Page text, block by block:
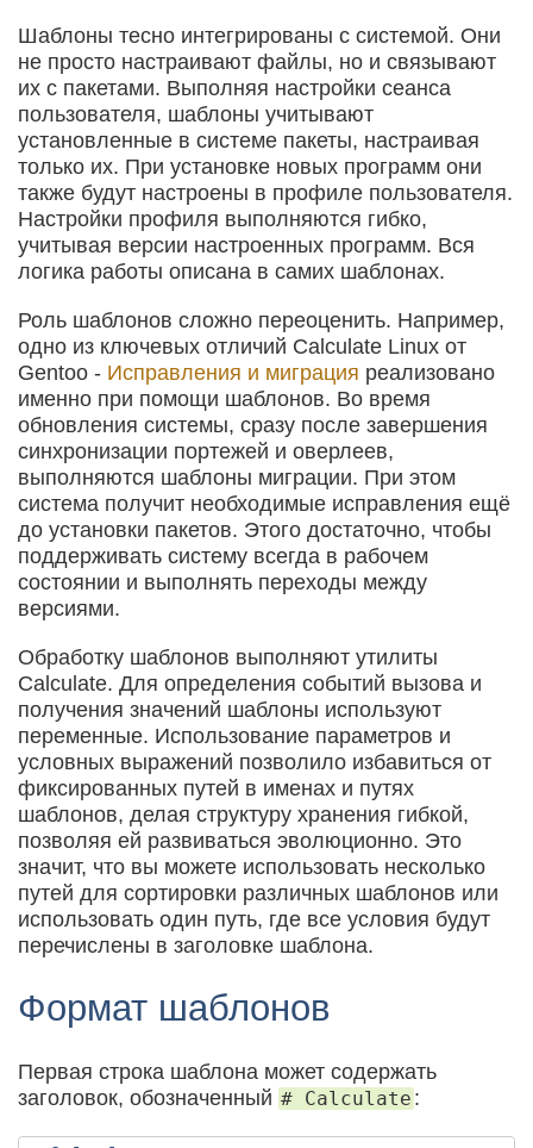
Шаблоны тесно интегрированы с системой. Они
не просто настраивают файлы, но и связывают
их с пакетами. Выполняя настройки сеанса
пользователя, шаблоны учитывают
установленные в системе пакеты, настраивая
только их. При установке новых программ они
также будут настроены в профиле пользователя.
Настройки профиля выполняются гибко,
учитывая версии настроенных программ. Вся
логика работы описана в самих шаблонах.
Роль шаблонов сложно переоценить. Например,
одно из ключевых отличий Calculate Linux от
Gentoo - Исправления и миграция реализовано
именно при помощи шаблонов. Во время
обновления системы, сразу после завершения
синхронизации портежей и оверлеев,
выполняются шаблоны миграции. При этом
система получит необходимые исправления ещё
до установки пакетов. Этого достаточно, чтобы
поддерживать систему всегда в рабочем
состоянии и выполнять переходы между
версиями.
Обработку шаблонов выполняют утилиты
Calculate. Для определения событий вызова и
получения значений шаблоны используют
переменные. Использование параметров и
условных выражений позволило избавиться от
фиксированных путей в именах и путях
шаблонов, делая структуру хранения гибкой,
позволяя ей развиваться эволюционно. Это
значит, что вы можете использовать несколько
путей для сортировки различных шаблонов или
использовать один путь, где все условия будут
перечислены в заголовке шаблона.
Формат шаблонов
Первая строка шаблона может содержать
заголовок, обозначенный # Calculate :